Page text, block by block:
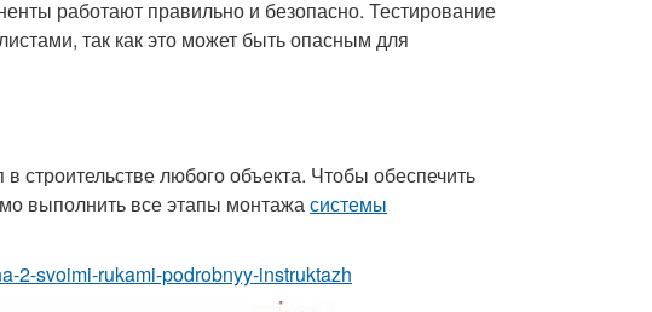
работают правильно и безопасно. Тестирование
так как это может быть опасным для
строительстве любого объекта. Чтобы обеспечить
выполнить все этапы монтажасистемы
2-svoimi-rukami-podrobnyy-instruktazh